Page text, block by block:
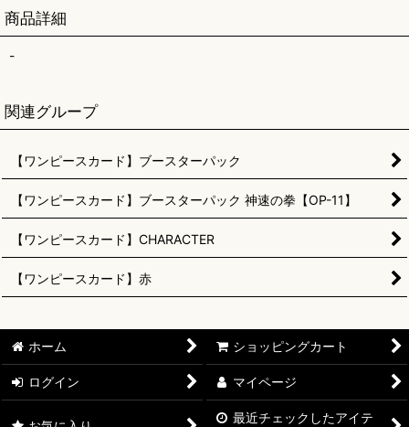
商品詳細
-
関連グループ
【ワンピースカード】ブースターパック
【ワンピースカード】ブースターパック 神速の拳【OP-11】
【ワンピースカード】CHARACTER
【ワンピースカード】赤
ホーム ショッピングカート
ログイン マイページ
最近チェックしたアイテ